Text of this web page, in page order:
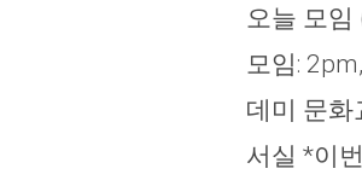
오늘 모임
모임:
데미 문화
서실 *이